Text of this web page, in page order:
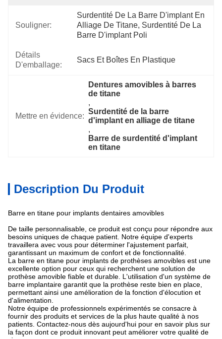
Souligner:
Surdentité De La Barre D'implant En
Alliage De Titane, Surdentité De La
Barre D'implant Poli
Détails
D'emballage:
Sacs Et Boîtes En Plastique
Mettre en évidence:
Dentures amovibles à barres
de titane
,
Surdentité de la barre
d'implant en alliage de titane
,
Barre de surdentité d'implant
en titane
Description Du Produit
Barre en titane pour implants dentaires amovibles
De taille personnalisable, ce produit est conçu pour répondre aux
besoins uniques de chaque patient. Notre équipe d'experts
travaillera avec vous pour déterminer l'ajustement parfait,
garantissant un maximum de confort et de fonctionnalité.
La barre en titane pour implants de prothèses amovibles est une
excellente option pour ceux qui recherchent une solution de
prothèse amovible fiable et durable. L'utilisation d'un système de
barre implantaire garantit que la prothèse reste bien en place,
permettant ainsi une amélioration de la fonction d'élocution et
d'alimentation.
Notre équipe de professionnels expérimentés se consacre à
fournir des produits et services de la plus haute qualité à nos
patients. Contactez-nous dès aujourd'hui pour en savoir plus sur
la façon dont ce produit innovant peut améliorer votre qualité de